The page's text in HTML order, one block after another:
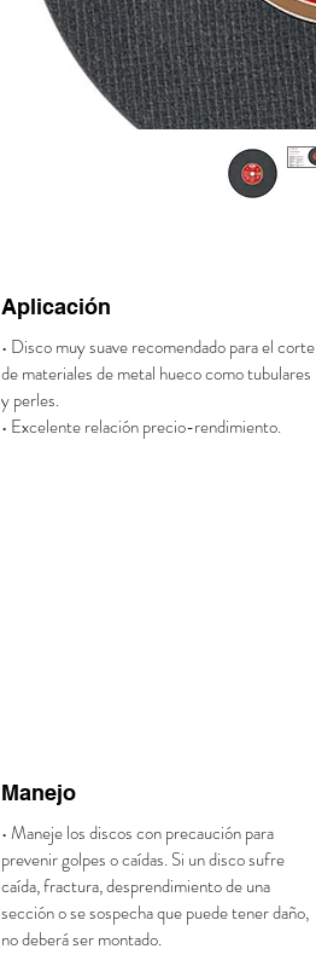
Aplicación
• Disco muy suave recomendado para el corte
de materiales de metal hueco como tubulares
y perles.
• Excelente relación precio-rendimiento.
Manejo
• Maneje los discos con precaución para
prevenir golpes o caídas. Si un disco sufre
caída, fractura, desprendimiento de una
sección o se sospecha que puede tener daño,
no deberá ser montado.